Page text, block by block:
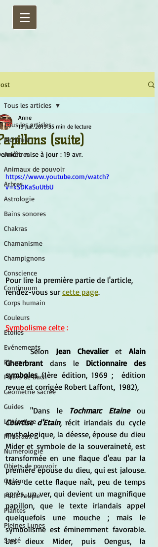
Tous les articles
Alchimie
Ancêtres
Animaux de pouvoir
Arbres
Astrologie
Bains sonores
Chakras
Chamanisme
Champignons
Conscience
Continuum
Corps humain
Couleurs
Etoiles
Evénements
Fleurs
Fleurs de Bach
Géométrie sacrée
Guides
Littérature
Minéraux
Numérologie
Objets de pouvoir
Ogham
Petit Peuple
Plantes
Pleines Lunes
Santé
Tous les articles
(suite)
Anne
19 juil. 2019 35 min de lecture
mise à jour : 19 avr.
https://www.youtube.com/watch?
v=kSDKaSuUtbU
Pour lire la première partie de l'article,
rendez-vous sur cette page.
Symbolisme celte :
	Selon
Jean Chevalier et Alain
Gheerbrant dans le Dictionnaire des
symboles (1ère édition, 1969 ;  édition
revue et corrigée Robert Laffont,  1982),
	"Dans le
Tochmarc Etaine
Courtise d'Etain, récit irlandais du cycle
mythologique, la déesse, épouse du dieu
Mider et symbole de la souveraineté, est
transformée en une flaque d'eau par la
première épouse du dieu, qui est jalouse.
Mais de cette flaque naît, peu de temps
après, un ver, qui devient un magnifique
papillon, que le texte irlandais appel
quelquefois une mouche ; mais le
symbolisme est éminemment favorable.
Les dieux Mider, puis Oengus, la